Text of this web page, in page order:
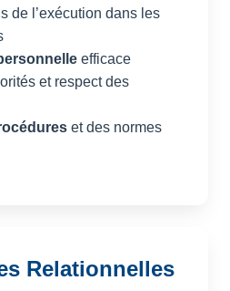
de l’exécution dans les
efficace
et respect des
et des normes
Relationnelles